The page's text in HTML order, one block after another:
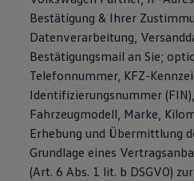
Bestätigung & Ihrer
Datenverarbeitung,
Bestätigungsmail an Sie;
Telefonnummer, KFZ-
Identifizierungsnummer
Fahrzeugmodell, Marke,
Erhebung und Übermittlung
Grundlage eines
(Art. 6 Abs. 1 lit. b DSGVO)